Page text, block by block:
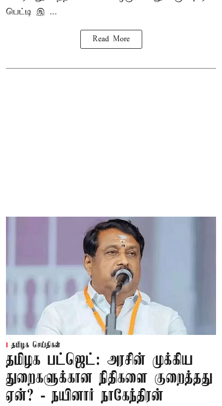
பெட்டி இ ...
Read More
தமிழக செய்திகள்
தமிழக பட்ஜெட்: அரசின் முக்கிய
துறைகளுக்கான நிதிகளை குறைத்தது
ஏன்? - நயினார் நாகேந்திரன்